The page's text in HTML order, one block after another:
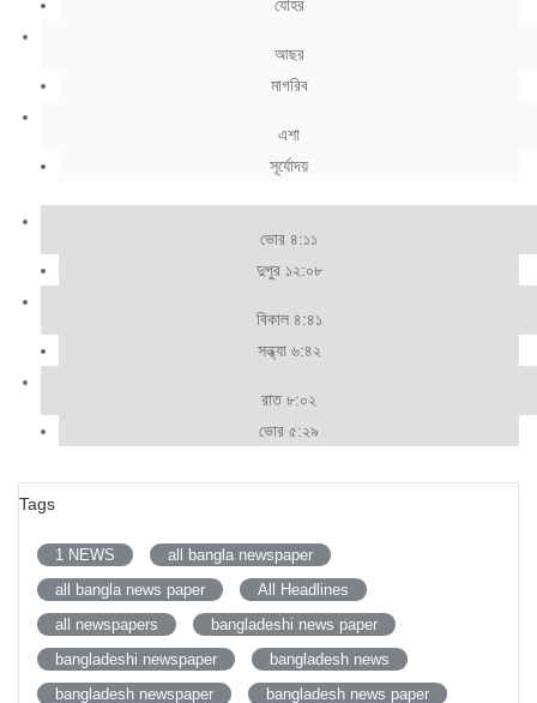
যোহর
আছর
মাগরিব
এশা
সূর্যোদয়
ভোর ৪:১১
দুপুর ১২:০৮
বিকাল ৪:৪১
সন্ধ্যা ৬:৪২
রাত ৮:০২
ভোর ৫:২৯
Tags
1 NEWS
all bangla newspaper
all bangla news paper
All Headlines
all newspapers
bangladeshi news paper
bangladeshi newspaper
bangladesh news
bangladesh newspaper
bangladesh news paper